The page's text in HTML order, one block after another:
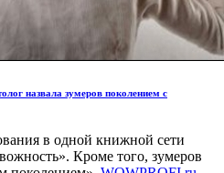
назвала зумеров поколением с
в одной книжной сети
Кроме того, зумеров